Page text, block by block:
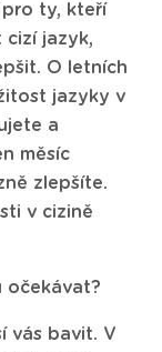
ty, kteří
cizí jazyk,
O letních
jazyky v
a
měsíc
zlepšíte.
v cizině
očekávat?
vás bavit. V